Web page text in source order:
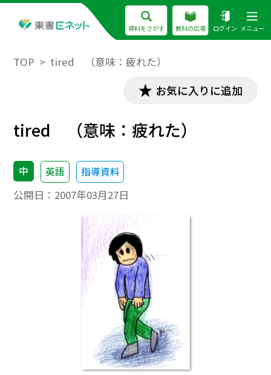
資料をさがす 教科の広場 ログイン メニュー
TOP tired （意味：疲れた）
お気に入りに追加
tired （意味：疲れた）
中 英語 指導資料
公開日： 2007年03月27日